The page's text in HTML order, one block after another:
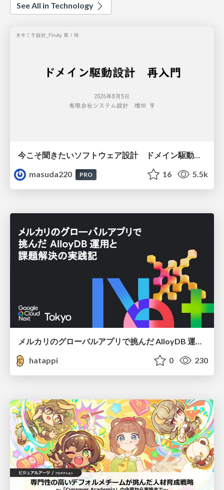
See All in Technology
masuda220
PRO 16 5.5k
メルカリのグローバルアプリで挑んだ AlloyDB 運用と課題解決の実践記
hatappi
0 230